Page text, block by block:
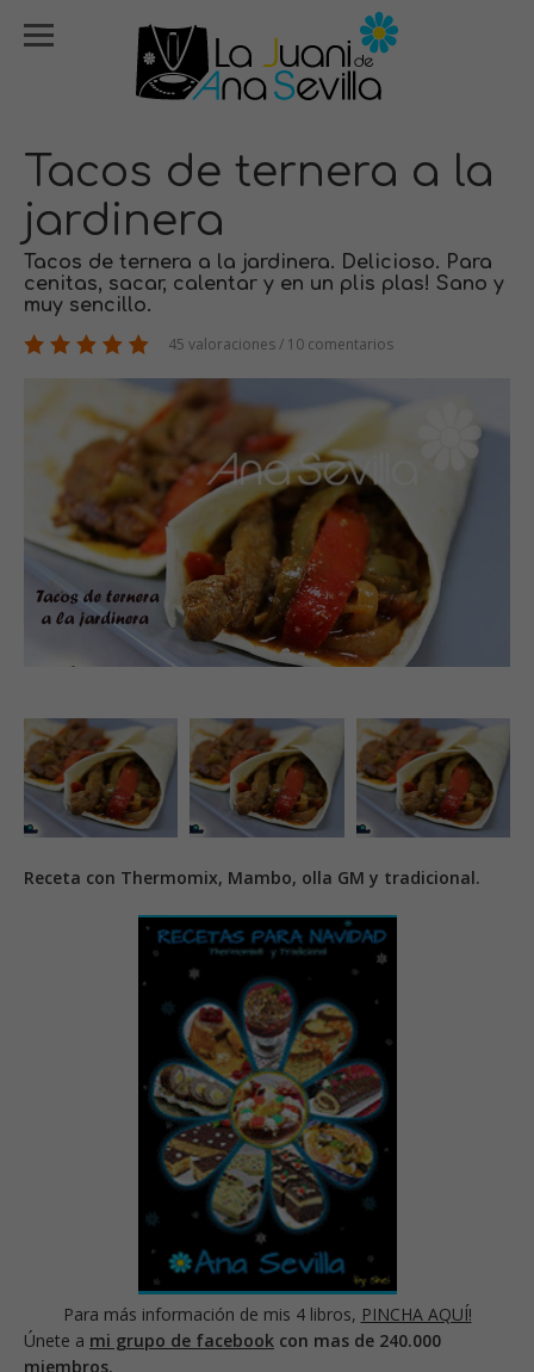
Tacos de ternera a la
jardinera
Tacos de ternera a la jardinera. Delicioso. Para
cenitas, sacar, calentar y en un plis plas! Sano y
muy sencillo.
45 valoraciones / 10 comentarios
Receta con Thermomix, Mambo, olla GM y tradicional.
Para más información de mis 4 libros, PINCHA AQUÍ!
Únete a mi grupo de facebook con mas de 240.000
miembros.